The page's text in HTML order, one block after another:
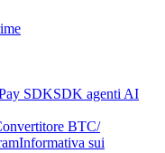
SDKSDK agenti AI
BTC/
Informativa sui